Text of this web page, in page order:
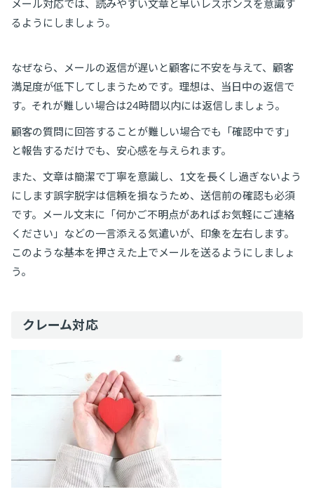
メール対応では、読みやすい文章と早いレスポンスを意識す
るようにしましょう。
なぜなら、メールの返信が遅いと顧客に不安を与えて、顧客
満足度が低下してしまうためです。理想は、当日中の返信で
す。それが難しい場合は24時間以内には返信しましょう。
顧客の質問に回答することが難しい場合でも「確認中です」
と報告するだけでも、安心感を与えられます。
また、文章は簡潔で丁寧を意識し、1文を長くし過ぎないよう
にします誤字脱字は信頼を損なうため、送信前の確認も必須
です。メール文末に「何かご不明点があればお気軽にご連絡
ください」などの一言添える気遣いが、印象を左右します。
このような基本を押さえた上でメールを送るようにしましょ
う。
クレーム対応